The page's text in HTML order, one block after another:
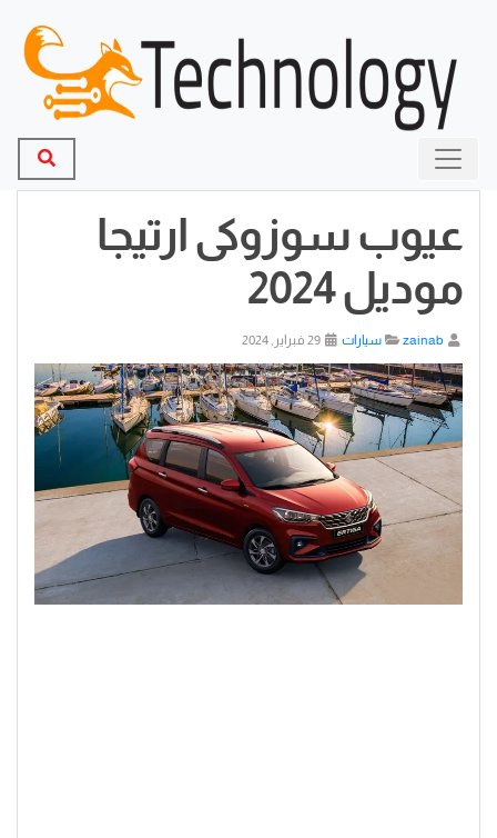
عيوب سوزوكى ارتيجا
موديل 2024
zainab سيارات